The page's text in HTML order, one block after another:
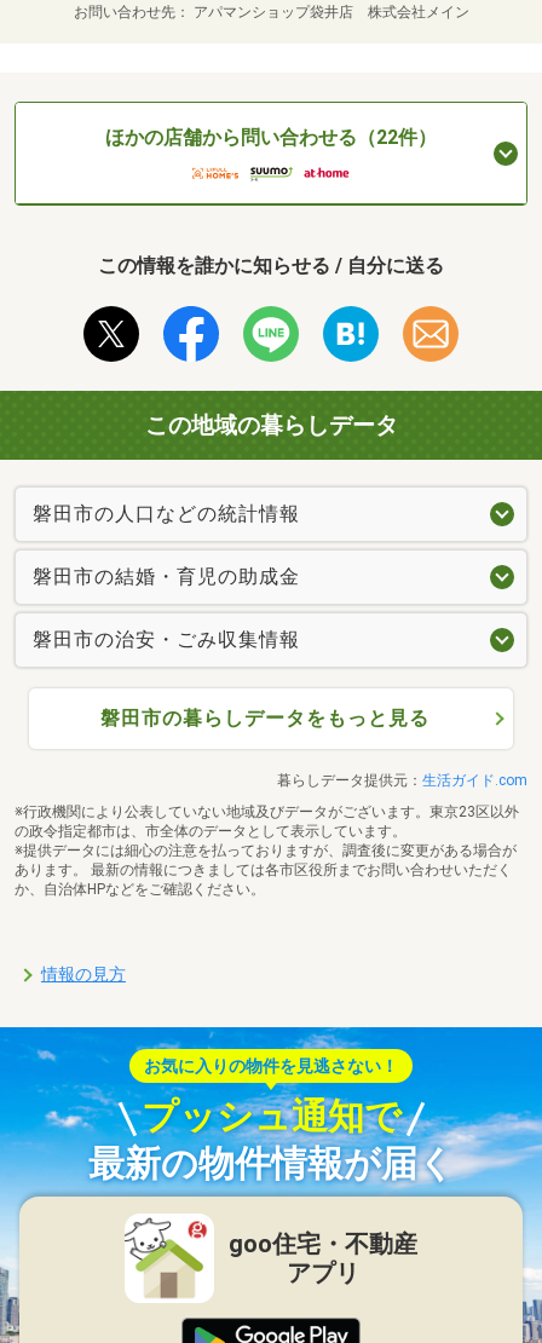
お問い合わせ先 アパマンショップ袋井店 株式会社メイン
ほかの店舗から問い合わせる（22件）
この情報を誰かに知らせる / 自分に送る
この地域の暮らしデータ
磐田市の人口などの統計情報
磐田市の結婚・育児の助成金
磐田市の治安・ごみ収集情報
磐田市の暮らしデータをもっと見る
暮らしデータ提供元： 生活ガイド.com
※行政機関により公表していない地域及びデータがございます。東京23区以外
の政令指定都市は、市全体のデータとして表示しています。
※提供データには細心の注意を払っておりますが、調査後に変更がある場合が
あります。 最新の情報につきましては各市区役所までお問い合わせいただく
か、自治体HPなどをご確認ください。
情報の見方
お気に入りの物件を見逃さない！
プッシュ通知で
最新の物件情報が届く
goo住宅・不動産
アプリ